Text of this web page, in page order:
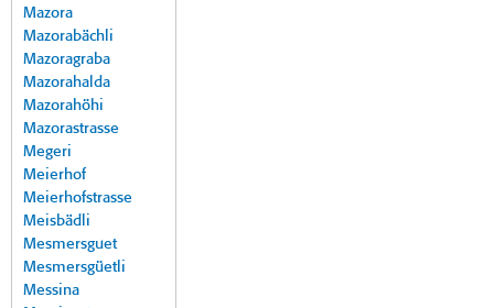
Mazora
Mazorabächli
Mazoragraba
Mazorahalda
Mazorahöhi
Mazorastrasse
Megeri
Meierhof
Meierhofstrasse
Meisbädli
Mesmersguet
Mesmersgüetli
Messina